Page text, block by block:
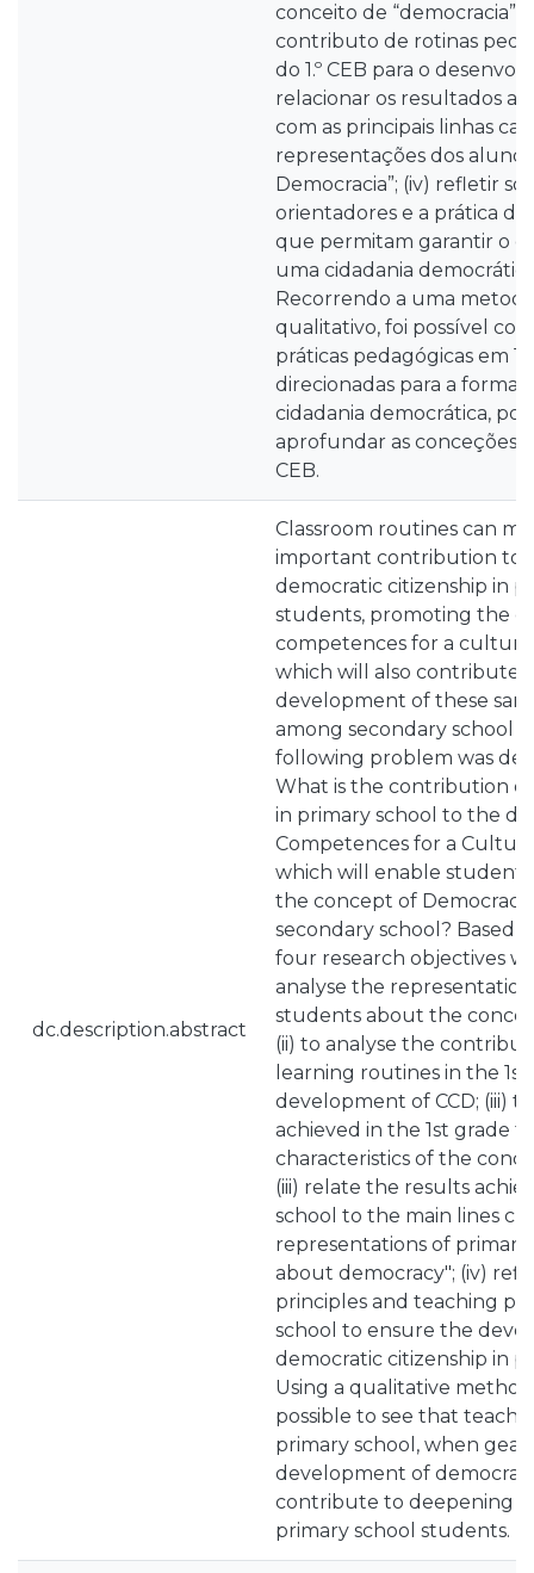
conceito de “democracia”;
contributo de rotinas
do 1.º CEB para o
relacionar os resultados
com as principais linhas
representações dos alunos
Democracia”; (iv) refletir
orientadores e a prática
que permitam garantir o
uma cidadania
Recorrendo a uma
qualitativo, foi possível
práticas pedagógicas em
direcionadas para a
cidadania democrática,
aprofundar as conceções
CEB.
dc.description.abstract
Classroom routines can
important contribution to
democratic citizenship in
students, promoting the
competences for a culture
which will also contribute
development of these
among secondary school
following problem was
What is the contribution
in primary school to the
Competences for a
which will enable
the concept of
secondary school? Based
four research objectives
analyse the
students about the
(ii) to analyse the
learning routines in the
development of CCD; (iii)
achieved in the 1st grade
characteristics of the
(iii) relate the results
school to the main lines
representations of
about democracy"; (iv)
principles and teaching
school to ensure the
democratic citizenship in
Using a qualitative
possible to see that
primary school, when
development of
contribute to deepening
primary school students.